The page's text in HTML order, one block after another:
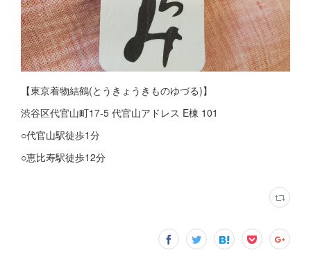
【東京着物結鶴(とうきょうきものゆづる)】
渋谷区代官山町17-5 代官山アドレス E棟 101
○代官山駅徒歩1分
○恵比寿駅徒歩12分